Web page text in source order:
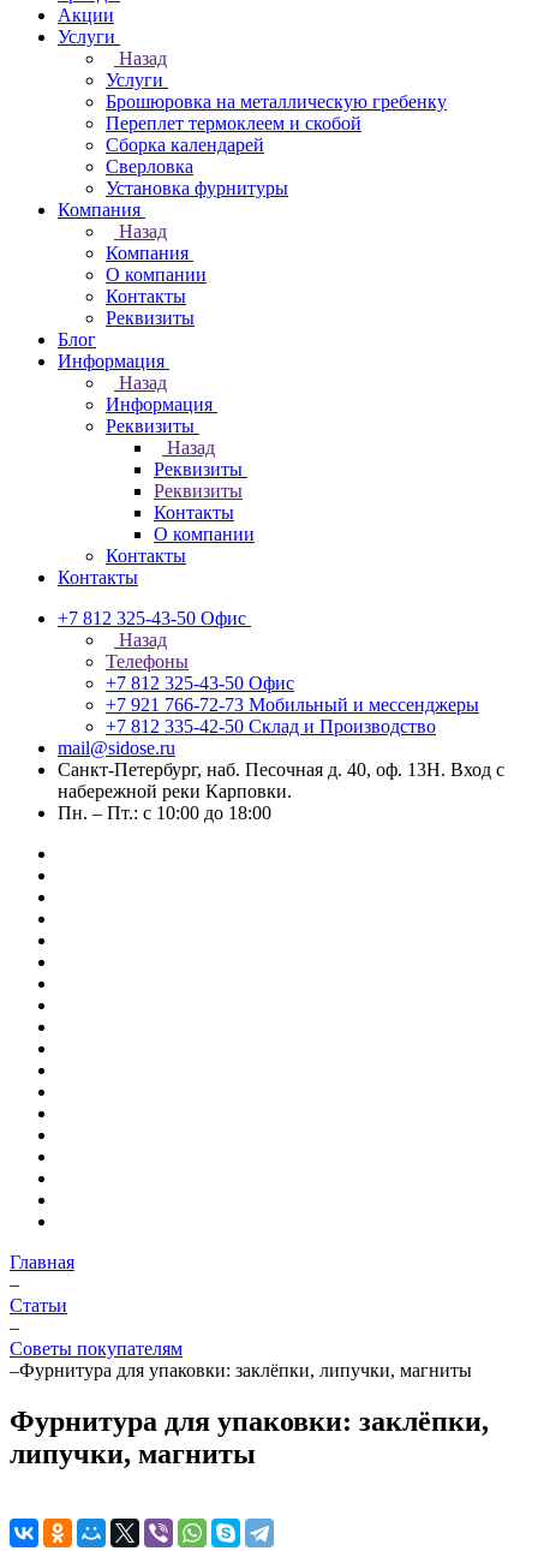
Акции
Услуги
Назад
Услуги
Брошюровка на металлическую гребенку
Переплет термоклеем и скобой
Сборка календарей
Сверловка
Установка фурнитуры
Компания
Назад
Компания
О компании
Контакты
Реквизиты
Блог
Информация
Назад
Информация
Реквизиты
Назад
Реквизиты
Реквизиты
Контакты
О компании
Контакты
Контакты
+7 812 325-43-50 Офис
Назад
Телефоны
+7 812 325-43-50 Офис
+7 921 766-72-73 Мобильный и мессенджеры
+7 812 335-42-50 Склад и Производство
mail@sidose.ru
Санкт-Петербург, наб. Песочная д. 40, оф. 13Н. Вход с
набережной реки Карповки.
Пн. – Пт.: с 10:00 до 18:00
Главная
–
Статьи
–
Советы покупателям
–Фурнитура для упаковки: заклёпки, липучки, магниты
Фурнитура для упаковки: заклёпки,
липучки, магниты